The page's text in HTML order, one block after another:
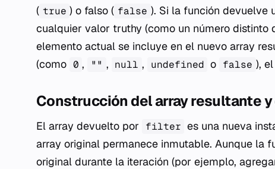
( true ) o falso ( false ). Si la función devuelve
cualquier valor truthy (como un número distinto
elemento actual se incluye en el nuevo array
(como 0 , "" , null , undefined o false ),
Construcción del array resultante
El array devuelto por filter es una nueva
array original permanece inmutable. Aunque la
original durante la iteración (por ejemplo,